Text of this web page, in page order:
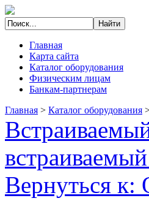
Главная
Карта сайта
Каталог оборудования
Физическим лицам
Банкам-партнерам
Главная > Каталог оборудования
Вернуться к: